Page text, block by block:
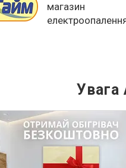
магазин
Увага